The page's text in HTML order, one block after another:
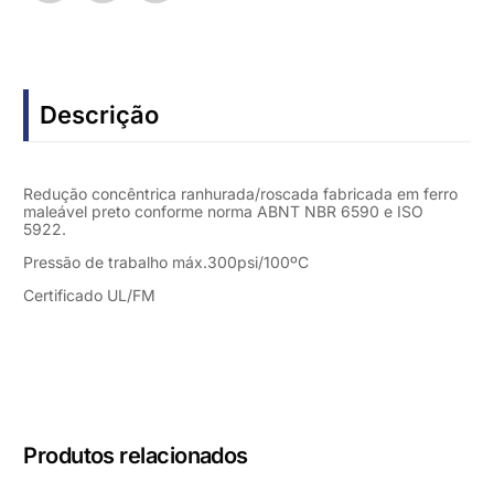
Descrição
Redução concêntrica ranhurada/roscada fabricada em ferro
maleável preto conforme norma ABNT NBR 6590 e ISO
5922.
Pressão de trabalho máx.300psi/100ºC
Certificado UL/FM
Produtos relacionados